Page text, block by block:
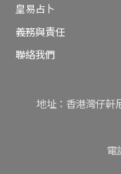
皇易占卜
義務與責任
聯絡我們
地址：香港灣仔軒
電